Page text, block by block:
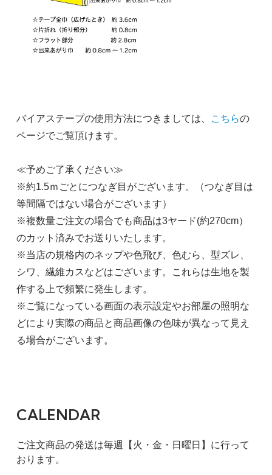
バイアステープの使用方法につきましては、 こちらの
ページでご覧頂けます。
≪予めご了承ください≫
※約1.5ｍごとにつなぎ目がございます。（つなぎ目は
等間隔ではない場合がございます）
※複数量ご注文の場合でも商品は3ヤード(約270cm）
のカット済みでお送りいたします。
※当店の規格内のネップや色飛び、色むら、型ズレ、
シワ、繊維カスなどはございます。これらは生地を製
作する上で頻繁に発生します。
※ご覧になっている画面の表示設定やお部屋の照明な
どにより実際の商品と商品画像の色味が異なって見え
る場合がございます。
CALENDAR
ご注文商品の発送は毎週【火・金・日曜日】に行って
おります。